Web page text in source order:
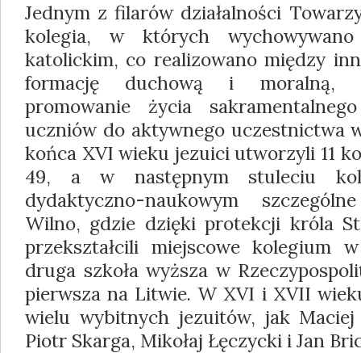
Jednym z filarów działalności
kolegia, w których
katolickim, co realizowano między
formację duchową i moralną,
promowanie życia
uczniów do aktywnego uczestnictwa
końca XVI wieku jezuici utworzyli 11
49, a w następnym stuleciu
dydaktyczno-naukowym
Wilno, gdzie dzięki protekcji króla
przekształcili miejscowe kolegium
druga szkoła wyższa w
pierwsza na Litwie. W XVI i XVII
wielu wybitnych jezuitów, jak Maciej
Piotr Skarga, Mikołaj Łęczycki i Jan